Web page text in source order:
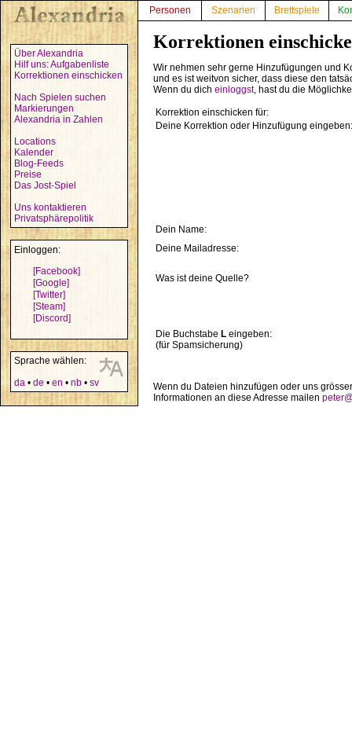
Über Alexandria
Hilf uns: Aufgabenliste
Korrektionen einschicken
Nach Spielen suchen
Markierungen
Alexandria in Zahlen
Locations
Kalender
Blog-Feeds
Preise
Das Jost-Spiel
Uns kontaktieren
Privatsphärepolitik
Einloggen:
[Facebook]
[Google]
[Twitter]
[Steam]
[Discord]
Sprache wählen:
da • de • en • nb • sv
Personen Szenarien Brettspiele
Korrektionen
Wir nehmen sehr gerne Hinzufügungen und
und es ist weitvon sicher, dass diese den
Wenn du dich einloggst, hast du die
Korrektion einschicken für:
Deine Korrektion oder Hinzufügung eingeben:
Dein Name:
Deine Mailadresse:
Was ist deine Quelle?
Die Buchstabe L eingeben:
(für Spamsicherung)
Wenn du Dateien hinzufügen oder uns
Informationen an diese Adresse mailen